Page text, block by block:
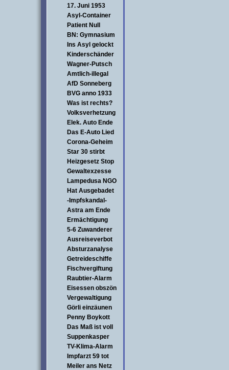
17. Juni 1953
Asyl-Container
Patient Null
BN: Gymnasium
Ins Asyl gelockt
Kinderschänder
Wagner-Putsch
Amtlich-illegal
AfD Sonneberg
BVG anno 1933
Was ist rechts?
Volksverhetzung
Elek. Auto Ende
Das E-Auto Lied
Corona-Geheim
Star 30 stirbt
Heizgesetz Stop
Gewaltexzesse
Lampedusa NGO
Hat Ausgebadet
-Impfskandal-
Astra am Ende
Ermächtigung
5-6 Zuwanderer
Ausreiseverbot
Absturzanalyse
Getreideschiffe
Fischvergiftung
Raubtier-Alarm
Eisessen obszön
Vergewaltigung
Görli einzäunen
Penny Boykott
Das Maß ist voll
Suppenkasper
TV-Klima-Alarm
Impfarzt 59 tot
Meiler ans Netz